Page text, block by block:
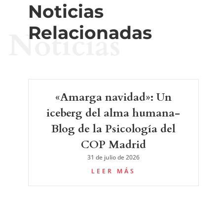
Noticias
Relacionadas
Noticias
«Amarga navidad»: Un
iceberg del alma humana-
Blog de la Psicología del
COP Madrid
31 de julio de 2026
LEER MÁS